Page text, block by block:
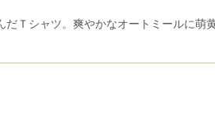
Ｔシャツ。爽やかなオートミールに萌